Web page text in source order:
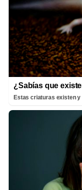
¿Sabías que
Estas criaturas existen